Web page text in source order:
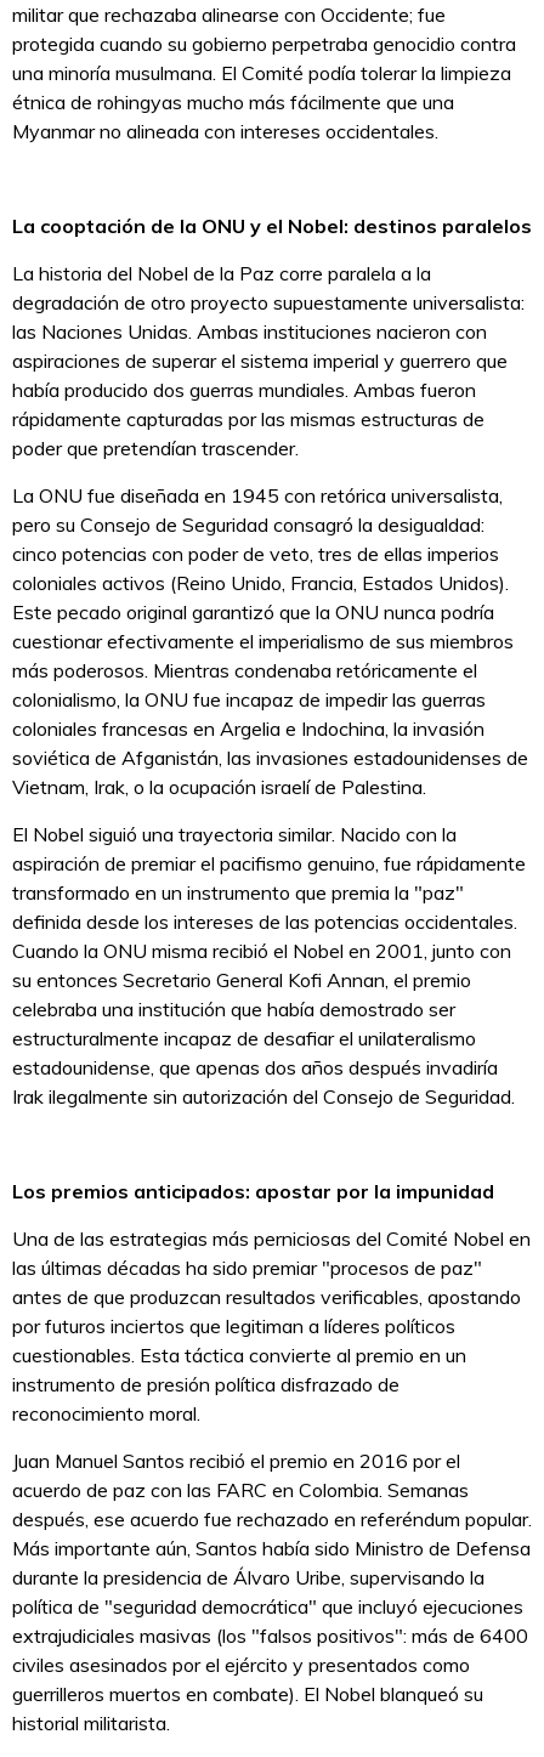
militar que rechazaba alinearse con Occidente; fue
protegida cuando su gobierno perpetraba genocidio contra
una minoría musulmana. El Comité podía tolerar la limpieza
étnica de rohingyas mucho más fácilmente que una
Myanmar no alineada con intereses occidentales.
La cooptación de la ONU y el Nobel: destinos paralelos
La historia del Nobel de la Paz corre paralela a la
degradación de otro proyecto supuestamente universalista:
las Naciones Unidas. Ambas instituciones nacieron con
aspiraciones de superar el sistema imperial y guerrero que
había producido dos guerras mundiales. Ambas fueron
rápidamente capturadas por las mismas estructuras de
poder que pretendían trascender.
La ONU fue diseñada en 1945 con retórica universalista,
pero su Consejo de Seguridad consagró la desigualdad:
cinco potencias con poder de veto, tres de ellas imperios
coloniales activos (Reino Unido, Francia, Estados Unidos).
Este pecado original garantizó que la ONU nunca podría
cuestionar efectivamente el imperialismo de sus miembros
más poderosos. Mientras condenaba retóricamente el
colonialismo, la ONU fue incapaz de impedir las guerras
coloniales francesas en Argelia e Indochina, la invasión
soviética de Afganistán, las invasiones estadounidenses de
Vietnam, Irak, o la ocupación israelí de Palestina.
El Nobel siguió una trayectoria similar. Nacido con la
aspiración de premiar el pacifismo genuino, fue rápidamente
transformado en un instrumento que premia la "paz"
definida desde los intereses de las potencias occidentales.
Cuando la ONU misma recibió el Nobel en 2001, junto con
su entonces Secretario General Kofi Annan, el premio
celebraba una institución que había demostrado ser
estructuralmente incapaz de desafiar el unilateralismo
estadounidense, que apenas dos años después invadiría
Irak ilegalmente sin autorización del Consejo de Seguridad.
Los premios anticipados: apostar por la impunidad
Una de las estrategias más perniciosas del Comité Nobel en
las últimas décadas ha sido premiar "procesos de paz"
antes de que produzcan resultados verificables, apostando
por futuros inciertos que legitiman a líderes políticos
cuestionables. Esta táctica convierte al premio en un
instrumento de presión política disfrazado de
reconocimiento moral.
Juan Manuel Santos recibió el premio en 2016 por el
acuerdo de paz con las FARC en Colombia. Semanas
después, ese acuerdo fue rechazado en referéndum popular.
Más importante aún, Santos había sido Ministro de Defensa
durante la presidencia de Álvaro Uribe, supervisando la
política de "seguridad democrática" que incluyó ejecuciones
extrajudiciales masivas (los "falsos positivos": más de 6400
civiles asesinados por el ejército y presentados como
guerrilleros muertos en combate). El Nobel blanqueó su
historial militarista.